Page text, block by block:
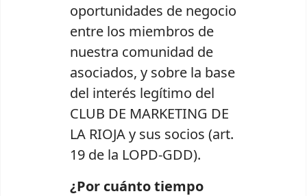
oportunidades de negocio
entre los miembros de
nuestra comunidad de
asociados, y sobre la base
del interés legítimo del
CLUB DE MARKETING DE
LA RIOJA y sus socios (art.
19 de la LOPD-GDD).
¿Por cuánto tiempo